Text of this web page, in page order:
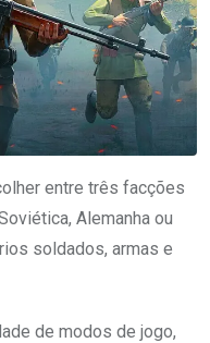
entre três facções
Alemanha ou
soldados, armas e
de modos de jogo,